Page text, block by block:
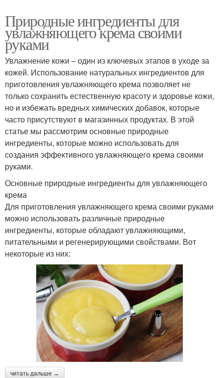
Природные ингредиенты для
увлажняющего крема своими
руками
Увлажнение кожи – один из ключевых этапов в уходе за
кожей. Использование натуральных ингредиентов для
приготовления увлажняющего крема позволяет не
только сохранить естественную красоту и здоровье кожи,
но и избежать вредных химических добавок, которые
часто присутствуют в магазинных продуктах. В этой
статье мы рассмотрим основные природные
ингредиенты, которые можно использовать для
создания эффективного увлажняющего крема своими
руками.
Основные природные ингредиенты для увлажняющего
крема
Для приготовления увлажняющего крема своими руками
можно использовать различные природные
ингредиенты, которые обладают увлажняющими,
питательными и регенерирующими свойствами. Вот
некоторые из них:
читать дальше →